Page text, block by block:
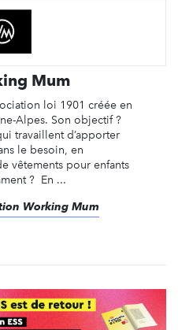
Mum
loi 1901 créée en
Alpes. Son objectif ?
travaillent d’apporter
le besoin, en
vêtements pour enfants
? En ...
Working Mum